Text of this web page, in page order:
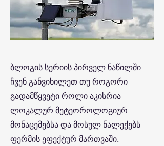
ბლოგის სერიის პირველ ნაწილში
ჩვენ განვიხილეთ თუ როგორი
გადამწყვეტი როლი აკისრია
ლოკალურ მეტეოროლოგიურ
მონაცემებსა და მოსულ ნალექებს
ფერმის ეფექტურ მართვაში.